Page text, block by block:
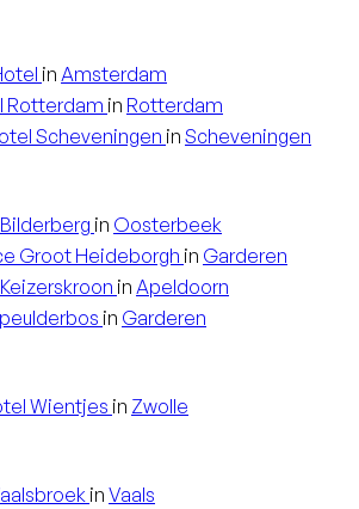
in Amsterdam
Rotterdam in Rotterdam
Scheveningen in Scheveningen
in Oosterbeek
Groot Heideborgh in Garderen
in Apeldoorn
in Garderen
Wientjes in Zwolle
in Vaals